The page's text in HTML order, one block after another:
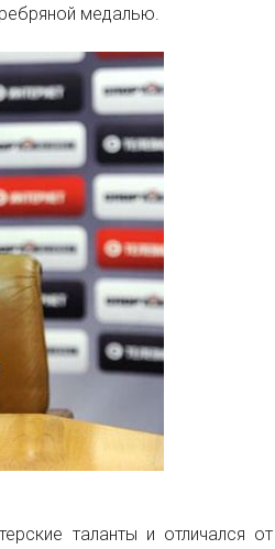
медалью.
таланты и отличался от